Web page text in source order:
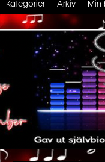
Kategorier Arkiv Min